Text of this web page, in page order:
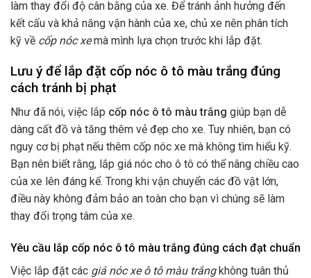
làm thay đổi độ cân bằng của xe. Để tránh ảnh hưởng đến
kết cấu và khả năng vận hành của xe, chủ xe nên phân tích
kỹ về cốp nóc xemà mình lựa chọn trước khi lắp đặt.
Lưu ý để lắp đặt cốp nóc ô tô màu trắng đúng
cách tránh bị phạt
Như đã nói, việc lắp cốp nóc ô tô màu trắng giúp bạn dễ
dàng cất đồ và tăng thêm vẻ đẹp cho xe. Tuy nhiên, bạn có
nguy cơ bị phạt nếu thêm cốp nóc xe mà không tìm hiểu kỹ.
Bạn nên biết rằng, lắp giá nóc cho ô tô có thể nâng chiều cao
của xe lên đáng kể. Trong khi vận chuyển các đồ vật lớn,
điều này không đảm bảo an toàn cho bạn vì chúng sẽ làm
thay đổi trọng tâm của xe.
Yêu cầu lắp cốp nóc ô tô màu trắng đúng cách đạt chuẩn
Việc lắp đặt các giá nóc xe ô tô màu trắngkhông tuân thủ